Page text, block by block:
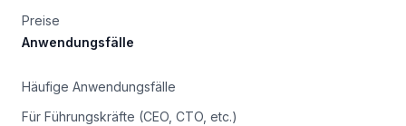
Preise
Anwendungsfälle
Häufige Anwendungsfälle
Für Führungskräfte (CEO, CTO, etc.)